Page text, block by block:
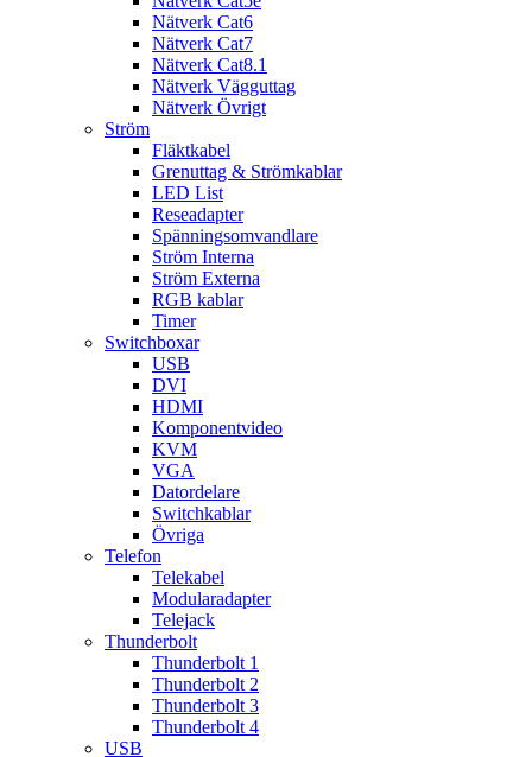
Nätverk Cat6
Nätverk Cat7
Nätverk Cat8.1
Nätverk Vägguttag
Nätverk Övrigt
Ström
Fläktkabel
Grenuttag & Strömkablar
LED List
Reseadapter
Spänningsomvandlare
Ström Interna
Ström Externa
RGB kablar
Timer
Switchboxar
USB
DVI
HDMI
Komponentvideo
KVM
VGA
Datordelare
Switchkablar
Övriga
Telefon
Telekabel
Modularadapter
Telejack
Thunderbolt
Thunderbolt 1
Thunderbolt 2
Thunderbolt 3
Thunderbolt 4
USB